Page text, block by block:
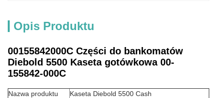
Opis Produktu
00155842000C Części do bankomatów
Diebold 5500 Kaseta gotówkowa 00-
155842-000C
Nazwa produktu
Kaseta Diebold 5500 Cash